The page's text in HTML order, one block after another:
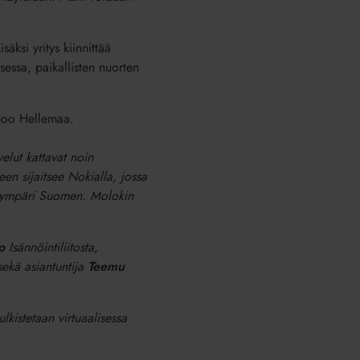
yritys kiinnittää
paikallisten nuorten
Hellemaa.
kattavat noin
sijaitsee Nokialla, jossa
Suomen. Molokin
Isännöintiliitosta,
asiantuntija Teemu
virtuaalisessa